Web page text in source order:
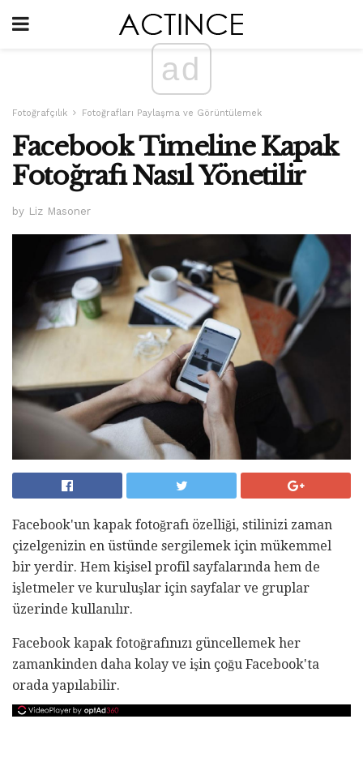
ad
Fotoğrafçılık Fotoğrafları Paylaşma ve Görüntülemek
Facebook Timeline Kapak
Fotoğrafı Nasıl Yönetilir
by Liz Masoner
Facebook'un kapak fotoğrafı özelliği, stilinizi zaman
çizelgenizin en üstünde sergilemek için mükemmel
bir yerdir. Hem kişisel profil sayfalarında hem de
işletmeler ve kuruluşlar için sayfalar ve gruplar
üzerinde kullanılır.
Facebook kapak fotoğrafınızı güncellemek her
zamankinden daha kolay ve işin çoğu Facebook'ta
orada yapılabilir.